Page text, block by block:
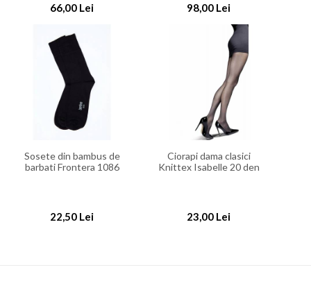
66,00 Lei 98,00 Lei
Sosete din bambus de
barbati Frontera 1086
22,50 Lei
Ciorapi dama clasici
Knittex Isabelle 20 den
23,00 Lei